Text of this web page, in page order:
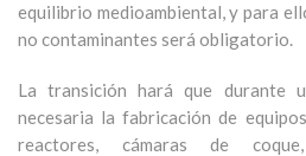
equilibrio medioambiental, y para
no contaminantes será obligatorio.
La transición hará que durante
necesaria la fabricación de
reactores, cámaras de